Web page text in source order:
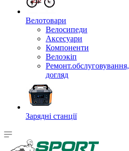
Велотовари
Велосипеди
Аксесуари
Компоненти
Велоэкіп
Ремонт.обслуговування,
догляд
Зарядні станції